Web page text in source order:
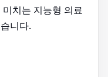
치는 지능형 의료
니다.